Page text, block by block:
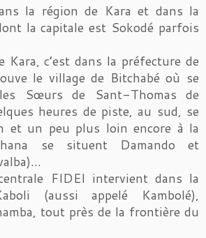
la région de Kara et dans la
la capitale est Sokodé parfois
Kara, c’est dans la préfecture de
le village de Bitchabé où se
Sœurs de Sant-Thomas de
heures de piste, au sud, se
et un peu plus loin encore à la
se situent Damando et
FIDEI intervient dans la
(aussi appelé Kambolé),
tout près de la frontière du